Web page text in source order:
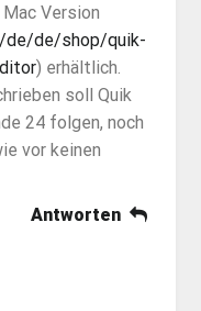
Version
de/de/shop/quik-
) erhältlich.
soll Quik
24 folgen, noch
vor keinen
Antworten